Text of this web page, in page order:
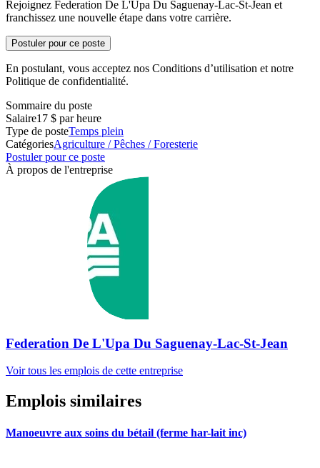
Rejoignez Federation De L'Upa Du Saguenay-Lac-St-Jean et
franchissez une nouvelle étape dans votre carrière.
Postuler pour ce poste
En postulant, vous acceptez nos Conditions d’utilisation et notre
Politique de confidentialité.
Sommaire du poste
Salaire17 $ par heure
Type de posteTemps plein
CatégoriesAgriculture / Pêches / Foresterie
Postuler pour ce poste
À propos de l'entreprise
Federation De L'Upa Du Saguenay-Lac-St-Jean
Voir tous les emplois de cette entreprise
Emplois similaires
Manoeuvre aux soins du bétail (ferme har-lait inc)